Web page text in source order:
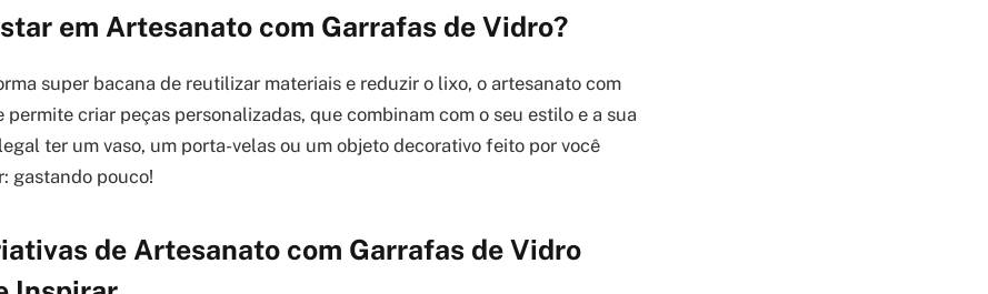
em Artesanato com Garrafas de Vidro?
super bacana de reutilizar materiais e reduzir o lixo, o artesanato com
permite criar peças personalizadas, que combinam com o seu estilo e a sua
ter um vaso, um porta-velas ou um objeto decorativo feito por você
gastando pouco!
de Artesanato com Garrafas de Vidro